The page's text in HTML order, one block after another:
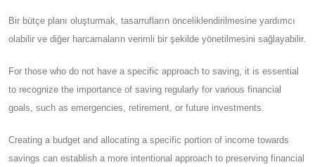
Bir bütçe planı oluşturmak, tasarrufların önceliklendirilmesine yardımcı
olabilir ve diğer harcamaların verimli bir şekilde yönetilmesini sağlayabilir.
For those who do not have a specific approach to saving, it is essential
to recognize the importance of saving regularly for various financial
goals, such as emergencies, retirement, or future investments.
Creating a budget and allocating a specific portion of income towards
savings can establish a more intentional approach to preserving financial